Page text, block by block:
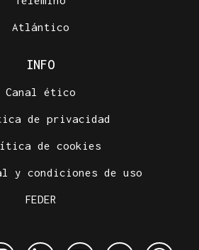
Atlántico
INFO
Canal ético
de privacidad
de cookies
y condiciones de uso
FEDER